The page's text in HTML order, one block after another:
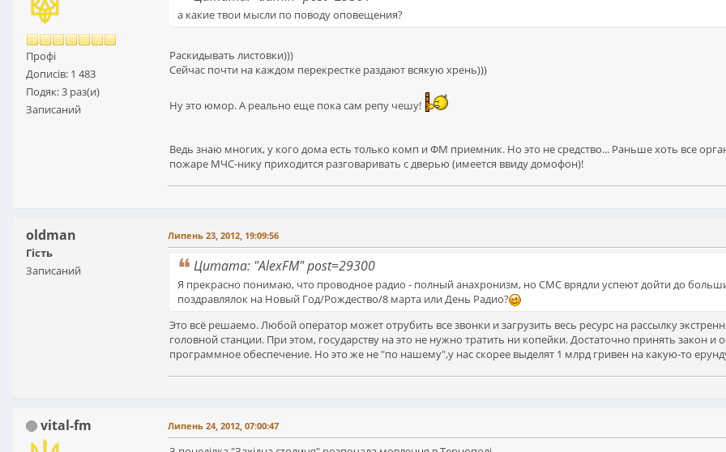
Профі
Дописів: 1 483
Подяк: 3 раз(и)
Записаний
а какие твои мысли по поводу оповещения?
Раскидывать листовки)))
Сейчас почти на каждом перекрестке раздают всякую хрень)))
Ну это юмор. А реально еще пока сам репу чешу!
Ведь знаю многих, у кого дома есть только комп и ФМ приемник. Но это не средство... Раньше хоть все
пожаре МЧС-нику приходится разговаривать с дверью (имеется ввиду домофон)!
oldman
Гість
Записаний
Липень 23, 2012, 19:09:56
Цитата: "AlexFM" post=29300
Я прекрасно понимаю, что проводное радио - полный анахронизм, но СМС врядли успеют дойти до
поздравлялок на Новый Год/Рождество/8 марта или День Радио?
Это всё решаемо. Любой оператор может отрубить все звонки и загрузить весь ресурс на рассылку
головной станции. При этом, государству на это не нужно тратить ни копейки. Достаточно принять закон
программное обеспечение. Но это же не "по нашему",у нас скорее выделят 1 млрд гривен на какую-то
vital-fm Липень 24, 2012, 07:00:47